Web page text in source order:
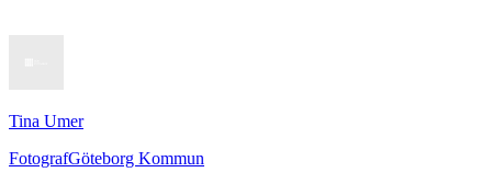
Tina Umer
FotografGöteborg Kommun